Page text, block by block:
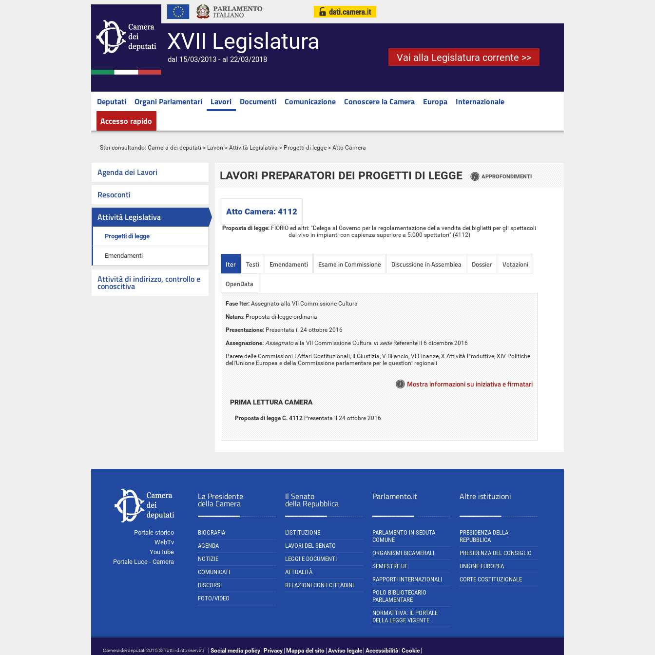
XVII Legislatura
dal 15/03/2013 - al 22/03/2018 Vai alla Legislatura corrente >>
Deputati Organi Parlamentari Lavori Documenti Comunicazione Conoscere la Camera Europa
Internazionale
Accesso rapido
Stai consultando: Camera dei deputati > Lavori > Attività Legislativa > Progetti di legge > Atto Camera
Agenda dei Lavori
Resoconti
Attività Legislativa
Progetti di legge
Emendamenti
Attività di indirizzo, controllo e
conoscitiva
LAVORI PREPARATORI DEI PROGETTI DI LEGGE APPROFONDIMENTI
Atto Camera: 4112
Proposta di legge: FIORIO ed altri: "Delega al Governo per la regolamentazione della vendita dei biglietti per gli spettacoli
dal vivo in impianti con capienza superiore a 5.000 spettatori" (4112)
Iter Testi Emendamenti Esame in Commissione Discussione in Assemblea Dossier
Votazioni
OpenData
Fase Iter: Assegnato alla VII Commissione Cultura
Natura: Proposta di legge ordinaria
Presentazione: Presentata il 24 ottobre 2016
Assegnazione: Assegnatoalla VII Commissione Cultura in sede Referente il 6 dicembre 2016
Parere delle Commissioni I Affari Costituzionali, II Giustizia, V Bilancio, VI Finanze, X Attività Produttive, XIV Politiche
dell'Unione Europea e della Commissione parlamentare per le questioni regionali
Mostra informazioni su iniziativa e firmatari
PRIMA LETTURA CAMERA
Proposta di legge C. 4112 Presentata il 24 ottobre 2016
Portale storico
WebTv
YouTube
Portale Luce - Camera
La Presidente
della Camera
BIOGRAFIA
AGENDA
NOTIZIE
COMUNICATI
DISCORSI
FOTO/VIDEO
Il Senato
della Repubblica
L'ISTITUZIONE
LAVORI DEL SENATO
LEGGI E DOCUMENTI
ATTUALITÀ
RELAZIONI CON I CITTADINI
Parlamento.it
PARLAMENTO IN SEDUTA
COMUNE
ORGANISMI BICAMERALI
SEMESTRE UE
RAPPORTI INTERNAZIONALI
POLO BIBLIOTECARIO
PARLAMENTARE
NORMATTIVA: IL PORTALE
DELLA LEGGE VIGENTE
Altre istituzioni
PRESIDENZA DELLA
REPUBBLICA
PRESIDENZA DEL CONSIGLIO
UNIONE EUROPEA
CORTE COSTITUZIONALE
Camera dei deputati 2015 © Tutti i diritti riservati Social media policy Privacy Mappa del sito Avviso legale Accessibilità Cookie